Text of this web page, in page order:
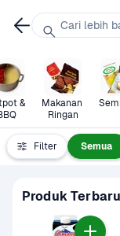
&
Makanan
Ringan
Filter Semua
Produk Terbaru
Cari lebih